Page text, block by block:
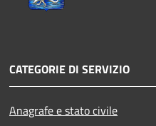
CATEGORIE DI SERVIZIO
Anagrafe e stato civile